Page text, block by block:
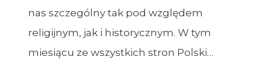
nas szczególny tak pod względem
religijnym, jak i historycznym. W tym
miesiącu ze wszystkich stron Polski…